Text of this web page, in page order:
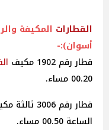
القطارات المكيفة
أسوان):-
قطار رقم 1902 مكيف
00.20 مساء.
قطار رقم 3006 ثالثة مكيفة
الساعة 00.50 مساء.